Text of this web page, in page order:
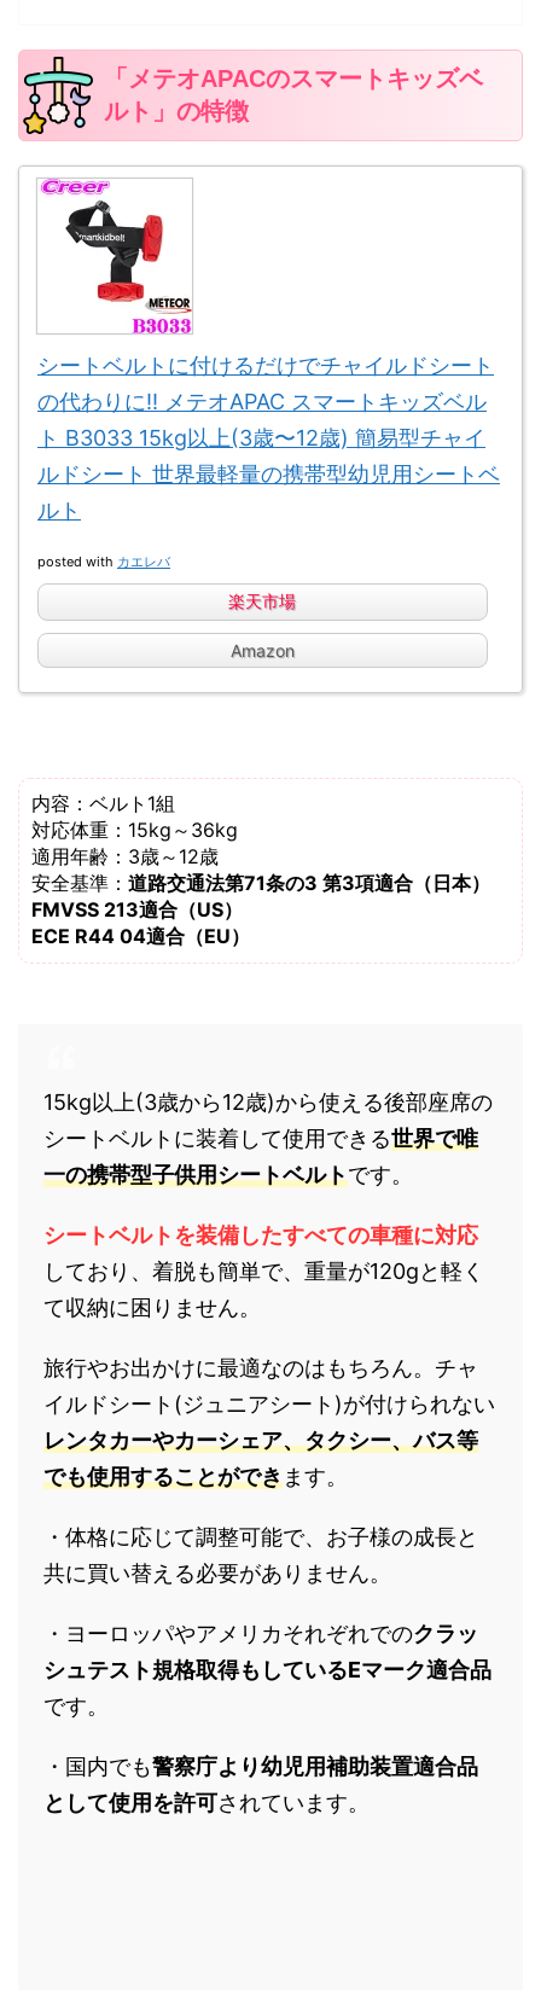
「メテオAPACのスマートキッズベ
ルト」の特徴
シートベルトに付けるだけでチャイルドシート
の代わりに!! メテオAPAC スマートキッズベル
ト B3033 15kg以上(3歳〜12歳) 簡易型チャイ
ルドシート 世界最軽量の携帯型幼児用シートベ
ルト
posted with カエレバ
楽天市場
Amazon
内容：ベルト1組
対応体重：15kg～36kg
適用年齢：3歳～12歳
安全基準： 道路交通法第71条の3 第3項適合（日本）
FMVSS 213適合（US）
ECE R44 04適合（EU）
15kg以上(3歳から12歳)から使える後部座席の
シートベルトに装着して使用できる世界で唯
一の携帯型子供用シートベルトです。
シートベルトを装備したすべての車種に対応
しており、着脱も簡単で、重量が120gと軽く
て収納に困りません。
旅行やお出かけに最適なのはもちろん。チャ
イルドシート(ジュニアシート)が付けられない
レンタカーやカーシェア、タクシー、バス等
でも使用することができます。
・体格に応じて調整可能で、お子様の成長と
共に買い替える必要がありません。
・ヨーロッパやアメリカそれぞれでのクラッ
シュテスト規格取得もしているEマーク適合品
です。
・国内でも警察庁より幼児用補助装置適合品
として使用を許可されています。